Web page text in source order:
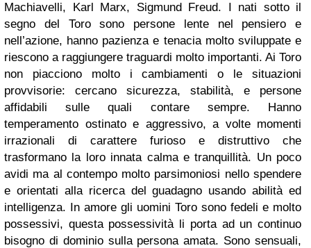
Machiavelli, Karl Marx, Sigmund Freud. I nati sotto il
segno del Toro sono persone lente nel pensiero e
nell’azione, hanno pazienza e tenacia molto sviluppate e
riescono a raggiungere traguardi molto importanti. Ai Toro
non piacciono molto i cambiamenti o le situazioni
provvisorie: cercano sicurezza, stabilità, e persone
affidabili sulle quali contare sempre. Hanno
temperamento ostinato e aggressivo, a volte momenti
irrazionali di carattere furioso e distruttivo che
trasformano la loro innata calma e tranquillità. Un poco
avidi ma al contempo molto parsimoniosi nello spendere
e orientati alla ricerca del guadagno usando abilità ed
intelligenza. In amore gli uomini Toro sono fedeli e molto
possessivi, questa possessività li porta ad un continuo
bisogno di dominio sulla persona amata. Sono sensuali,